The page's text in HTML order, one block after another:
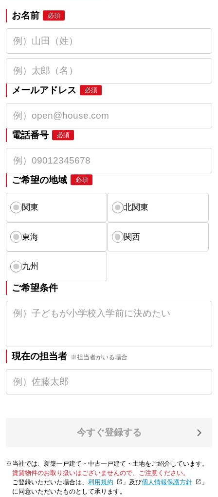
お名前 必須
メールアドレス 必須
電話番号 必須
ご希望の地域 必須
関東 北関東
東海 関西
九州
ご希望条件
現在の担当者 ※担当者がいる場合
今すぐ登録する
※当社では、新築一戸建て・中古一戸建て・土地をご紹介しています。
賃貸物件のお取り扱いはございませんので、ご注意ください。
ご登録いただいた場合は、「利用規約 」及び「個人情報保護方針
」
に同意いただいたものとして承ります。